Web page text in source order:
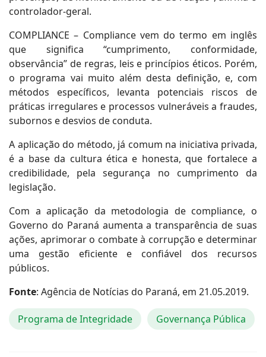
controlador-geral.
COMPLIANCE – Compliance vem do termo em inglês
que significa “cumprimento, conformidade,
observância” de regras, leis e princípios éticos. Porém,
o programa vai muito além desta definição, e, com
métodos específicos, levanta potenciais riscos de
práticas irregulares e processos vulneráveis a fraudes,
subornos e desvios de conduta.
A aplicação do método, já comum na iniciativa privada,
é a base da cultura ética e honesta, que fortalece a
credibilidade, pela segurança no cumprimento da
legislação.
Com a aplicação da metodologia de compliance, o
Governo do Paraná aumenta a transparência de suas
ações, aprimorar o combate à corrupção e determinar
uma gestão eficiente e confiável dos recursos
públicos.
Fonte: Agência de Notícias do Paraná, em 21.05.2019.
Programa de Integridade Governança Pública